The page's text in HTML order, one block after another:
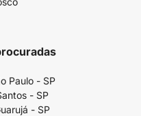
Paulo - SP
- SP
- SP